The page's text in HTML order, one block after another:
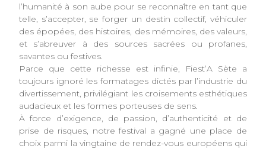
l’humanité à son aube pour se reconnaître en tant que
telle, s’accepter, se forger un destin collectif, véhiculer
des épopées, des histoires, des mémoires, des valeurs,
et s’abreuver à des sources sacrées ou profanes,
savantes ou festives.
Parce que cette richesse est infinie, Fiest’A Sète a
toujours ignoré les formatages dictés par l’industrie du
divertissement, privilégiant les croisements esthétiques
audacieux et les formes porteuses de sens.
À force d’exigence, de passion, d’authenticité et de
prise de risques, notre festival a gagné une place de
choix parmi la vingtaine de rendez-vous européens qui